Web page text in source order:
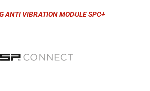
ANTI VIBRATION MODULE SPC+